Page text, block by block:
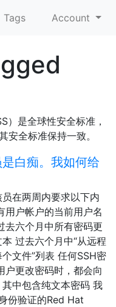
Tags Account
）是全球性安全标准，
安全标准保持一致。
白痴。我如何给
在两周内要求以下内
用户帐户的当前用户名
去六个月中所有密码更
过去六个月中“从远程
文件”列表 任何SSH密
户更改密码时，都会向
中包含纯文本密码 我
份验证的Red Hat